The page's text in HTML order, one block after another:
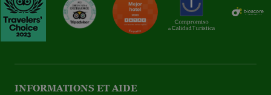
INFORMATIONS ET AIDE